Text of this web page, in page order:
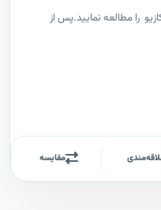
را مطالعه نمایید.پس از
مقایسه